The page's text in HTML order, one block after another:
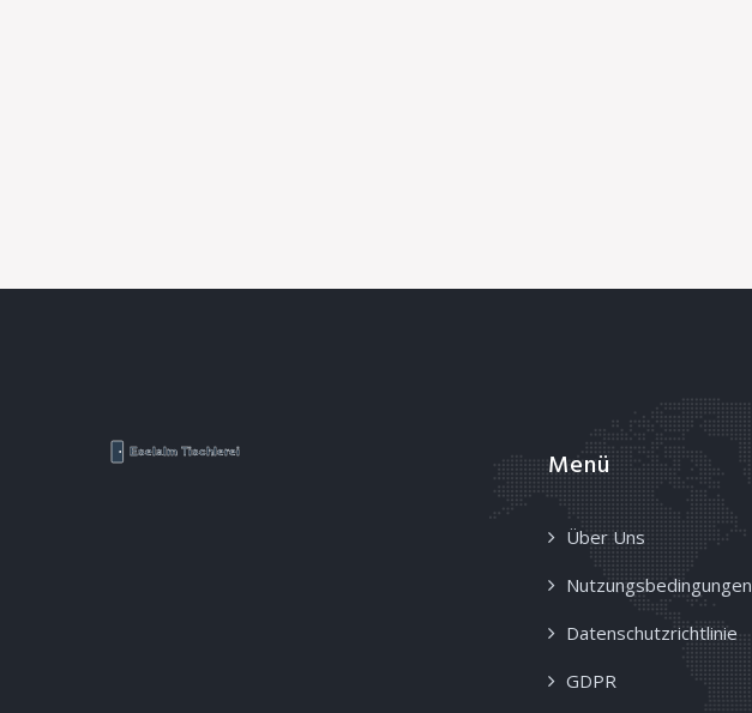
Menü
Über Uns
Nutzungsbedingungen
Datenschutzrichtlinie
GDPR